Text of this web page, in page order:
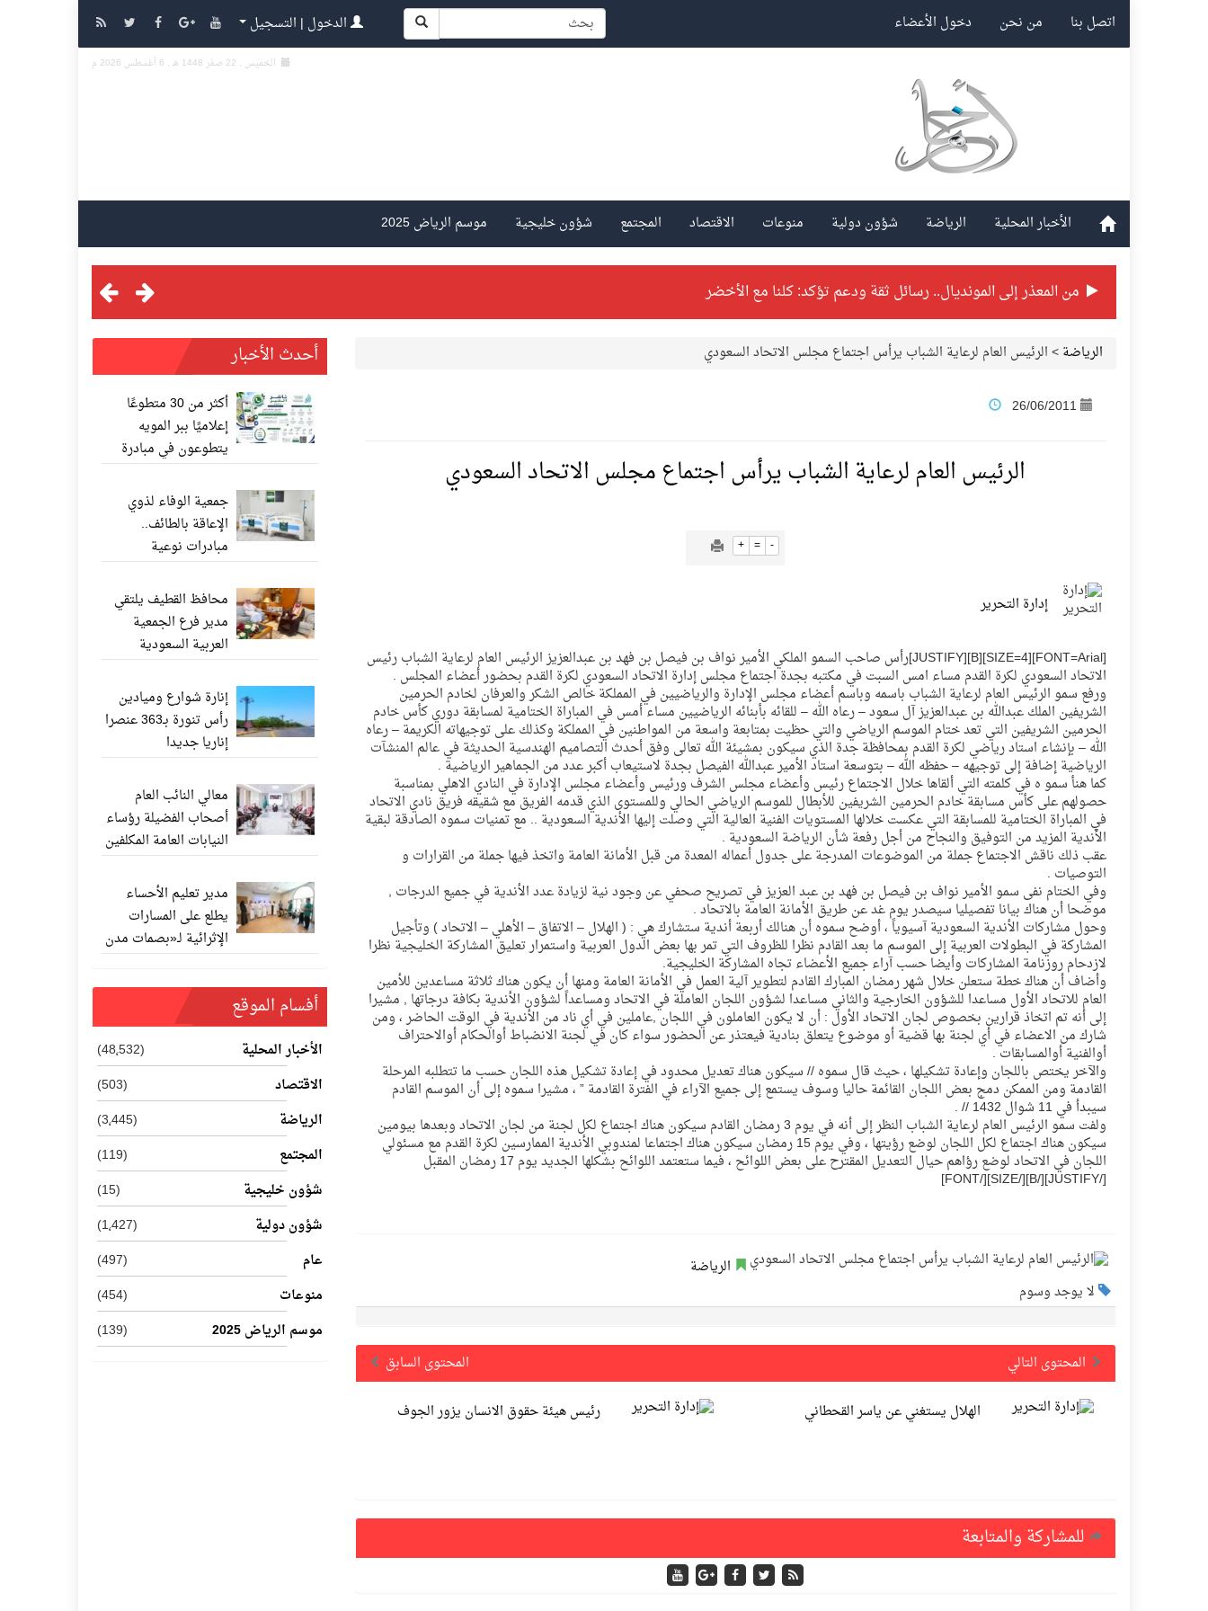
اتصل بنا من نحن دخول الأعضاء الدخول | التسجيل
الخميس , 22 صفر 1448 هـ , 6 أغسطس 2026 م
الأخبار المحلية الرياضة شؤون دولية منوعات الاقتصاد المجتمع شؤون خليجية موسم الرياض 2025
من المعذر إلى المونديال.. رسائل ثقة ودعم تؤكد: كلنا مع الأخضر
شراكة تطويرية مرتقبة بين التايكوندو السعودي والفرنسي
بطولة بلدية الجبيل الرمضانية تواصل منافساتها بمستويات فنية عالية
نادي النور يحقق المركز الأول في منافسات كرة السلة بالأولمبياد الخاص لدوم الرياضة للجميع
تنافس قوي بين كبرى الإسطبلات في ثاني أسابيع موسم سباقات الرياض
سيل الخير يروي ملاعب الكوكب
المنتخب السعودي ينافس (64) دولة في أولمبياد الفلك والفيزياء الفلكية الدولي بالهند
كأس العالم للرياضات الإلكترونية: فريق Karmine Corp الفرنسي بطلًا لبطولة Rocket League
أحدث الأخبار
أكثر من 30 متطوعًا
إعلاميًا ببر المويه
يتطوعون في مبادرة
«ناشر الخير» عبر
واتساب
جمعية الوفاء لذوي
الإعاقة بالطائف..
مبادرات نوعية
وإنجازات إنسانية تعزز
جودة الحياة
محافظ القطيف يلتقي
مدير فرع الجمعية
العربية السعودية
للثقافة والفنون بالدمام
إنارة شوارع وميادين
رأس تنورة بـ363 عنصرا
إناريا جديدا
معالي النائب العام
أصحاب الفضيلة رؤساء
النيابات العامة المكلفين
حديثًا
مدير تعليم الأحساء
يطلع على المسارات
الإثرائية لـ«بصمات مدن
المستقبل 202
أفسام الموقع
الأخبار المحلية
(48٬532)
الاقتصاد
(503)
الرياضة
(3٬445)
المجتمع
(119)
شؤون خليجية
(15)
شؤون دولية
(1٬427)
عام
(497)
منوعات
(454)
موسم الرياض 2025
(139)
الرياضة>الرئيس العام لرعاية الشباب يرأس اجتماع مجلس الاتحاد السعودي
26/06/2011
الرئيس العام لرعاية الشباب يرأس اجتماع مجلس الاتحاد السعودي
+ = -
إدارة التحرير
[FONT=Arial][SIZE=4][B][JUSTIFY]رأس صاحب السمو الملكي الأمير نواف بن فيصل بن فهد بن عبدالعزيز الرئيس العام لرعاية الشباب رئيس
الاتحاد السعودي لكرة القدم مساء امس السبت في مكتبه بجدة اجتماع مجلس إدارة الاتحاد السعودي لكرة القدم بحضور أعضاء المجلس .
ورفع سمو الرئيس العام لرعاية الشباب باسمه وباسم أعضاء مجلس الإدارة والرياضيين في المملكة خالص الشكر والعرفان لخادم الحرمين
الشريفين الملك عبدالله بن عبدالعزيز آل سعود – رعاه الله – للقائه بأبنائه الرياضيين مساء أمس في المباراة الختامية لمسابقة دوري كأس خادم
الحرمين الشريفين التي تعد ختام الموسم الرياضي والتي حظيت بمتابعة واسعة من المواطنين في المملكة وكذلك على توجيهاته الكريمة – رعاه
الله – بإنشاء استاد رياضي لكرة القدم بمحافظة جدة الذي سيكون بمشيئة الله تعالى وفق أحدث التصاميم الهندسية الحديثة في عالم المنشآت
الرياضية إضافة إلى توجيهه – حفظه الله – بتوسعة استاد الأمير عبدالله الفيصل بجدة لاستيعاب أكبر عدد من الجماهير الرياضية .
كما هنأ سمو ه في كلمته التي ألقاها خلال الاجتماع رئيس وأعضاء مجلس الشرف ورئيس وأعضاء مجلس الإدارة في النادي الاهلي بمناسبة
حصولهم على كأس مسابقة خادم الحرمين الشريفين للأبطال للموسم الرياضي الحالي وللمستوى الذي قدمه الفريق مع شقيقه فريق نادي الاتحاد
في المباراة الختامية للمسابقة التي عكست خلالها المستويات الفنية العالية التي وصلت إليها الأندية السعودية .. مع تمنيات سموه الصادقة لبقية
الأندية المزيد من التوفيق والنجاح من أجل رفعة شأن الرياضة السعودية .
عقب ذلك ناقش الاجتماع جملة من الموضوعات المدرجة على جدول أعماله المعدة من قبل الأمانة العامة واتخذ فيها جملة من القرارات و
التوصيات .
وفي الختام نفى سمو الأمير نواف بن فيصل بن فهد بن عبد العزيز في تصريح صحفي عن وجود نية لزيادة عدد الأندية في جميع الدرجات ,
موضحا أن هناك بيانا تفصيليا سيصدر يوم غد عن طريق الأمانة العامة بالاتحاد .
وحول مشاركات الأندية السعودية آسيوياً ، أوضح سموه أن هنالك أربعة أندية ستشارك هي : ( الهلال – الاتفاق – الأهلي – الاتحاد ) وتأجيل
المشاركة في البطولات العربية إلى الموسم ما بعد القادم نظرا للظروف التي تمر بها بعض الدول العربية واستمرار تعليق المشاركة الخليجية نظرا
لازدحام روزنامة المشاركات وأيضا حسب آراء جميع الأعضاء تجاه المشاركة الخليجية.
وأضاف أن هناك خطة ستعلن خلال شهر رمضان المبارك القادم لتطوير آلية العمل في الأمانة العامة ومنها أن يكون هناك ثلاثة مساعدين للأمين
العام للاتحاد الأول مساعدا للشؤون الخارجية والثاني مساعدا لشؤون اللجان العاملة في الاتحاد ومساعداً لشؤون الأندية بكافة درجاتها , مشيرا
إلى أنه تم اتخاذ قرارين بخصوص لجان الاتحاد الأول : أن لا يكون العاملون في اللجان ,عاملين في أي ناد من الأندية في الوقت الحاضر ، ومن
شارك من الاعضاء في أي لجنة بها قضية أو موضوع يتعلق بنادية فيعتذر عن الحضور سواء كان في لجنة الانضباط أوالحكام أوالاحتراف
أوالفنية أوالمسابقات .
والآخر يختص باللجان وإعادة تشكيلها ، حيث قال سموه // سيكون هناك تعديل محدود في إعادة تشكيل هذه اللجان حسب ما تتطلبه المرحلة
القادمة ومن الممكن دمج بعض اللجان القائمة حاليا وسوف يستمع إلى جميع الآراء في الفترة القادمة ” ، مشيرا سموه إلى أن الموسم القادم
سيبدأ في 11 شوال 1432 // .
ولفت سمو الرئيس العام لرعاية الشباب النظر إلى أنه في يوم 3 رمضان القادم سيكون هناك اجتماع لكل لجنة من لجان الاتحاد وبعدها بيومين
سيكون هناك اجتماع لكل اللجان لوضع رؤيتها ، وفي يوم 15 رمضان سيكون هناك اجتماعا لمندوبي الأندية الممارسين لكرة القدم مع مسئولي
اللجان في الاتحاد لوضع رؤاهم حيال التعديل المقترح على بعض اللوائح ، فيما ستعتمد اللوائح بشكلها الجديد يوم 17 رمضان المقبل
[/JUSTIFY][/B][/SIZE][/FONT]
الرياضة
لا يوجد وسوم
المحتوى السابق
المحتوى التالي
رئيس هيئة حقوق الانسان يزور الجوف
الهلال يستغني عن ياسر القحطاني
للمشاركة والمتابعة